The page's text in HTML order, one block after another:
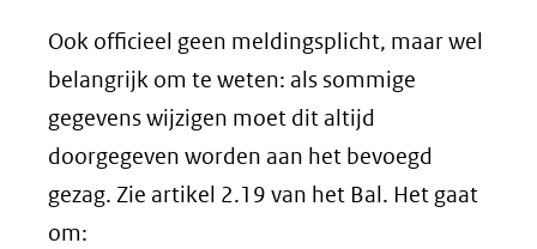
Ook officieel geen meldingsplicht, maar wel
belangrijk om te weten: als sommige
gegevens wijzigen moet dit altijd
doorgegeven worden aan het bevoegd
gezag. Zie artikel 2.19 van het Bal. Het gaat
om: